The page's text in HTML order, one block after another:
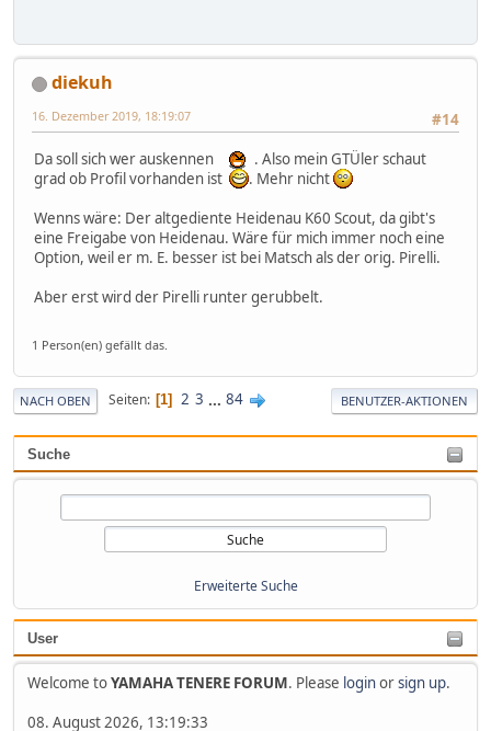
Suche
Erweiterte Suche
User
Welcome toYAMAHA TENERE FORUM. Please loginorsign up.
08. August 2026, 13:19:33
diekuh
#14
16. Dezember 2019, 18:19:07
Da soll sich wer auskennen
. Also mein GTÜler schaut
grad ob Profil vorhanden ist
. Mehr nicht
Wenns wäre: Der altgediente Heidenau K60 Scout, da gibt's
eine Freigabe von Heidenau. Wäre für mich immer noch eine
Option, weil er m. E. besser ist bei Matsch als der orig. Pirelli.
Aber erst wird der Pirelli runter gerubbelt.
1 Person(en) gefällt das.
NACH OBEN Seiten 1 2 3 ... 84 BENUTZER-AKTIONEN